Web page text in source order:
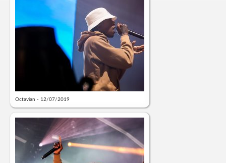
Octavian - 12/07/2019